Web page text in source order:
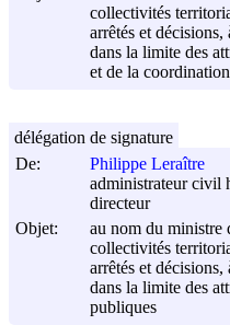
collectivités
arrêtés et
dans la limite des
et de la coordination
De:
Philippe Leraître
administrateur civil
directeur
Objet:
au nom du ministre
collectivités
arrêtés et
dans la limite des
publiques
délégation de signature